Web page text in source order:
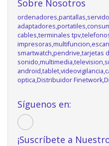
Sobre Nosotros
cables,terminales
smartwatch,pendrive,tarjetas
optica,Distribuidor
Síguenos en:
¡Suscríbete a